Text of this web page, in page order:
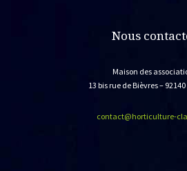
Nous
Maison des
13 bis rue de Bièvres – 92140
contact@horticulture-